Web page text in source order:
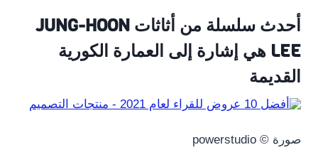
أحدث سلسلة من أثاثات JUNG-HOON
LEE هي إشارة إلى العمارة الكورية
القديمة
صورة © powerstudio